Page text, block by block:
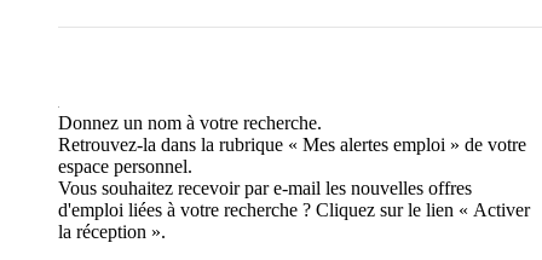
Donnez un nom à votre recherche.
Retrouvez-la dans la rubrique « Mes alertes emploi » de votre
espace personnel.
Vous souhaitez recevoir par e-mail les nouvelles offres
d'emploi liées à votre recherche ? Cliquez sur le lien « Activer
la réception ».